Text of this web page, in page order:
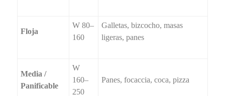
Floja
W 80–
160
Galletas, bizcocho, masas
ligeras, panes
Media /
Panificable
W
160–
250
Panes, focaccia, coca, pizza